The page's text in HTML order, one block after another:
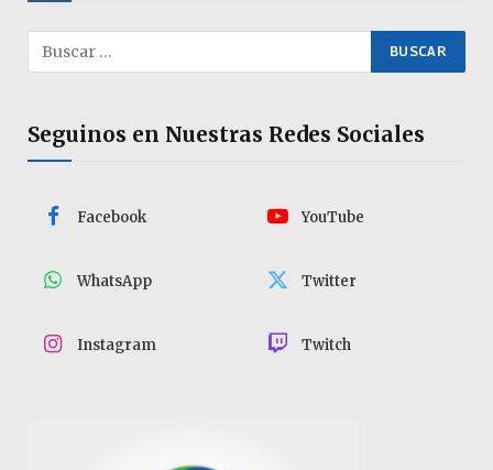
Seguinos en Nuestras Redes Sociales
Facebook YouTube
WhatsApp Twitter
Instagram Twitch